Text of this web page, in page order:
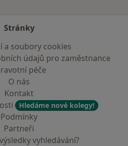
Stránky
a soubory cookies
údajů pro zaměstnance
péče
O nás
Kontakt
Hledáme nové kolegy!
Podmínky
Partneři
vyhledávání?